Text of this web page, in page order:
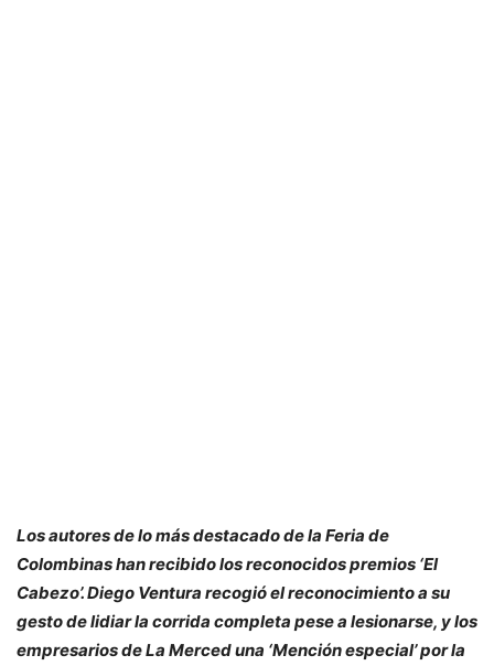
Los autores de lo más destacado de la Feria de
Colombinas han recibido los reconocidos premios ‘El
Cabezo’. Diego Ventura recogió el reconocimiento a su
gesto de lidiar la corrida completa pese a lesionarse, y los
empresarios de La Merced una ‘Mención especial’ por la